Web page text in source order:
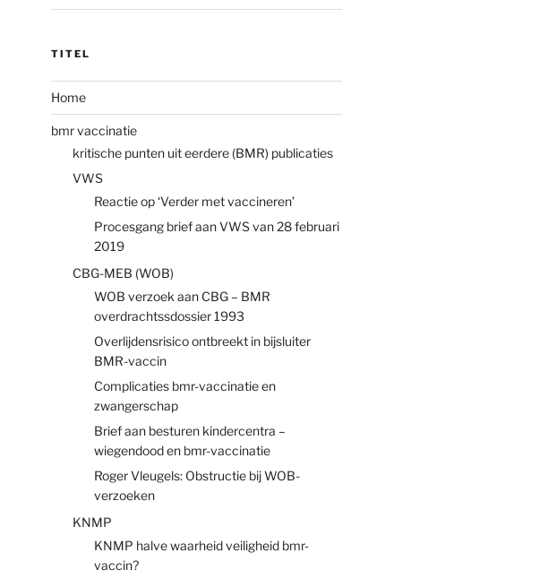
TITEL
Home
bmr vaccinatie
kritische punten uit eerdere (BMR) publicaties
VWS
Reactie op ‘Verder met vaccineren’
Procesgang brief aan VWS van 28 februari
2019
CBG-MEB (WOB)
WOB verzoek aan CBG – BMR
overdrachtssdossier 1993
Overlijdensrisico ontbreekt in bijsluiter
BMR-vaccin
Complicaties bmr-vaccinatie en
zwangerschap
Brief aan besturen kindercentra –
wiegendood en bmr-vaccinatie
Roger Vleugels: Obstructie bij WOB-
verzoeken
KNMP
KNMP halve waarheid veiligheid bmr-
vaccin?